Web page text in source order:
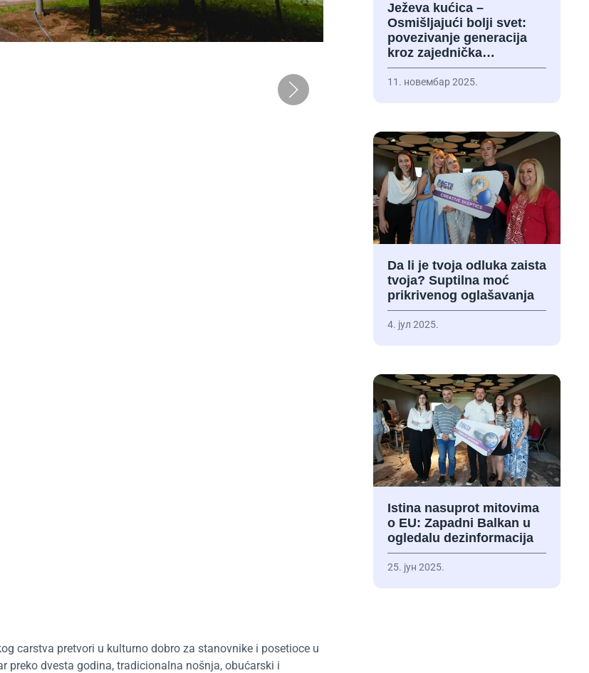
carstva pretvori u kulturno dobro za stanovnike i posetioce u
preko dvesta godina, tradicionalna nošnja, obućarski i
Ježeva kućica –
Osmišljajući bolji svet:
povezivanje generacija
kroz zajednička…
11. новембар 2025.
Da li je tvoja odluka zaista
tvoja? Suptilna moć
prikrivenog oglašavanja
4. јул 2025.
Istina nasuprot mitovima
o EU: Zapadni Balkan u
ogledalu dezinformacija
25. јун 2025.